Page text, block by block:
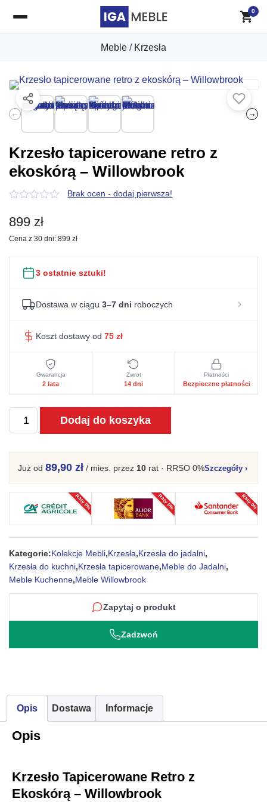
Meble / Krzesła
← →
Krzesło tapicerowane retro z
ekoskórą – Willowbrook
z
5
Brak ocen - dodaj pierwsza!
899 zł
Cena z 30 dni: 899 zł
3 ostatnie sztuki!
Dostawa w ciągu 3–7 dni roboczych
Koszt dostawy od 75 zł
Gwarancja
2 lata
Zwrot
14 dni
Płatności
Bezpieczne płatności
ilość
Krzesło
retro
ekoskórą
Willowbrook
Dodaj do koszyka
Już od 89,90 zł / mies. przez 10 rat · RRSO 0%Szczegóły ›
Raty 0% Raty 0% Raty 0%
Kategorie:Kolekcje Mebli,Krzesła,Krzesła do jadalni,
Krzesła do kuchni,Krzesła tapicerowane,Meble do Jadalni,
Meble Kuchenne,Meble Willowbrook
Zapytaj o produkt
Zadzwoń
Opis Dostawa Informacje
Opis
Krzesło Tapicerowane Retro z
Ekoskórą – Willowbrook
0